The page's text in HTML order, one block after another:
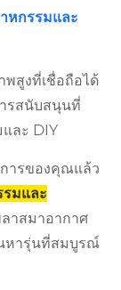
หกรรมและ
สูงที่เชื่อถือได้
รสนับสนุนที่
ละ DIY
ารของคุณแล้ว
มและ
าสมาอากาศ
หารุ่นที่สมบูรณ์